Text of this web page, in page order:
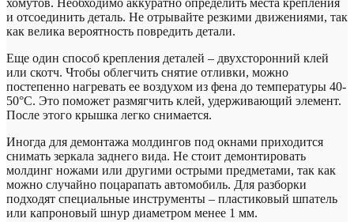
и отсоединить деталь. Не отрывайте резкими движениями, так
как велика вероятность повредить детали.
Еще один способ крепления деталей – двухсторонний клей
или скотч. Чтобы облегчить снятие отливки, можно
постепенно нагревать ее воздухом из фена до температуры 40-
50°С. Это поможет размягчить клей, удерживающий элемент.
После этого крышка легко снимается.
Иногда для демонтажа молдингов под окнами приходится
снимать зеркала заднего вида. Не стоит демонтировать
молдинг ножами или другими острыми предметами, так как
можно случайно поцарапать автомобиль. Для разборки
подходят специальные инструменты – пластиковый шпатель
или капроновый шнур диаметром менее 1 мм.